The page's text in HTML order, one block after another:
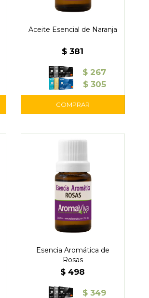
Aceite Esencial de Naranja
$ 381
$ 267
$ 305
Esencia Aromática de
Rosas
$ 498
$ 349